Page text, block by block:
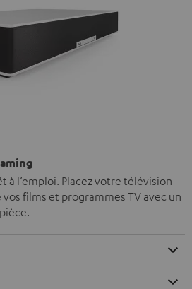
à l’emploi. Placez votre télévision
films et programmes TV avec un